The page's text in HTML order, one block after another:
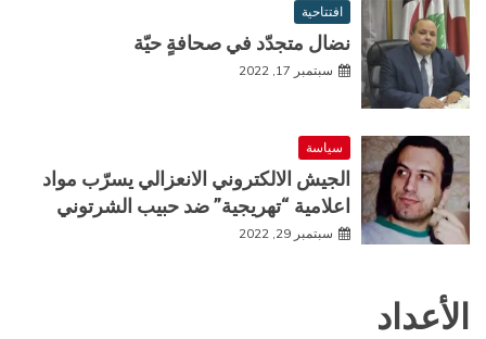
افتتاحية
نضال متجدّد في صحافةٍ حيّة
سبتمبر 17, 2022
سياسة
الجيش الالكتروني الانعزالي يسرّب مواد
اعلامية “تهريجية” ضد حبيب الشرتوني
سبتمبر 29, 2022
الأعداد